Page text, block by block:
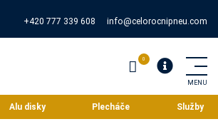
+420 777 339 608 info@celorocnipneu.com
Alu disky Plecháče Služby